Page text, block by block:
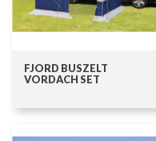
FJORD BUSZELT
VORDACH SET